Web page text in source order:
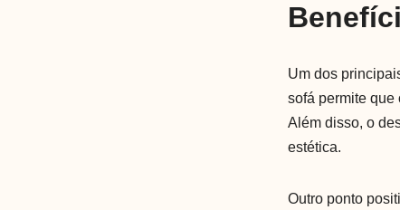
Um dos
sofá permite
Além disso, o
estética.
Outro ponto